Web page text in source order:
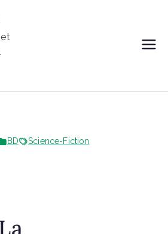
Ludobulles
BD Science-Fiction